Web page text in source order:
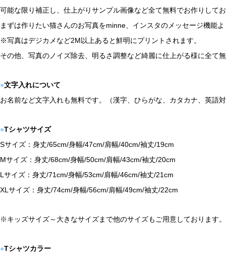
可能な限り補正し、仕上がりサンプル画像など全て無料でお作りして
まずは作りたい猫さんのお写真をminne、インスタのメッセージ機能
※写真はデジカメなど2M以上あると鮮明にプリントされます。
その他、写真のノイズ除去、明るさ調整など綺麗に仕上がる様に全て
●文字入れについて
お名前など文字入れも無料です。（漢字、ひらがな、カタカナ、英語
●Tシャツサイズ
Sサイズ：身丈/65cm/身幅/47cm/肩幅/40cm/袖丈/19cm
Mサイズ：身丈/68cm/身幅/50cm/肩幅/43cm/袖丈/20cm
Lサイズ：身丈/71cm/身幅/53cm/肩幅/46cm/袖丈/21cm
XLサイズ：身丈/74cm/身幅/56cm/肩幅/49cm/袖丈/22cm
※キッズサイズ～大きなサイズまで他のサイズもご用意しております。
●Tシャツカラー